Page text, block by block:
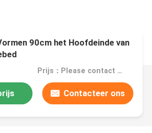
90cm het Hoofdeinde van
Prijs：Please contact us for the price
Contacteer ons